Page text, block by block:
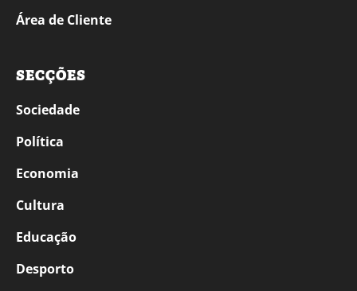
Área de Cliente
SECÇÕES
Sociedade
Política
Economia
Cultura
Educação
Desporto